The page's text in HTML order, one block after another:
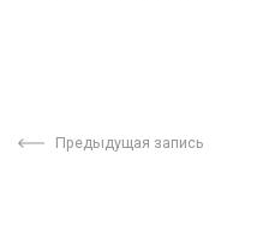
Предыдущая запись